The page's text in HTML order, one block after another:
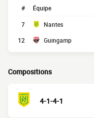
# Équipe
7 Nantes
12
Guingamp
Compositions
4-1-4-1